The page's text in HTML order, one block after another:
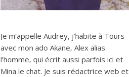
Je m’appelle Audrey, j’habite à Tours
avec mon ado Akane, Alex alias
l’homme, qui écrit aussi parfois ici et
Mina le chat. Je suis rédactrice web et